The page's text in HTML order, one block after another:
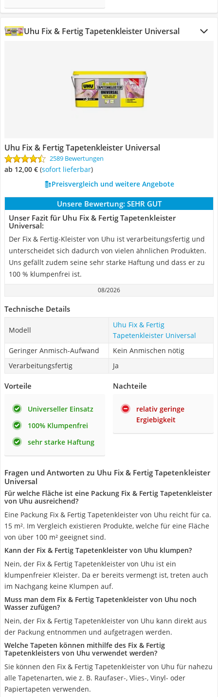
Uhu Fix & Fertig Tapetenkleister Universal
Uhu Fix & Fertig Tapetenkleister Universal
2589 Bewertungen
ab 12,00 € ( Sofort lieferbar)
Preisvergleich und weitere Angebote
Unsere Bewertung: SEHR GUT
Unser Fazit für Uhu Fix & Fertig Tapetenkleister
Universal:
Der Fix & Fertig-Kleister von Uhu ist verarbeitungsfertig und
unterscheidet sich dadurch von vielen ähnlichen Produkten.
Uns gefällt zudem seine sehr starke Haftung und dass er zu
100 % klumpenfrei ist.
08/2026
Technische Details
Modell
Uhu Fix & Fertig
Tapetenkleister Universal
Geringer Anmisch-Aufwand
Kein Anmischen nötig
Verarbeitungsfertig
Ja
Vorteile
Universeller Einsatz
100% Klumpenfrei
sehr starke Haftung
Nachteile
relativ geringe
Ergiebigkeit
Fragen und Antworten zu Uhu Fix & Fertig Tapetenkleister
Universal
Für welche Fläche ist eine Packung Fix & Fertig Tapetenkleister
von Uhu ausreichend?
Eine Packung Fix & Fertig Tapetenkleister von Uhu reicht für ca.
15 m². Im Vergleich existieren Produkte, welche für eine Fläche
von über 100 m² geeignet sind.
Kann der Fix & Fertig Tapetenkleister von Uhu klumpen?
Nein, der Fix & Fertig Tapetenkleister von Uhu ist ein
klumpenfreier Kleister. Da er bereits vermengt ist, treten auch
im Nachgang keine Klumpen auf.
Muss man dem Fix & Fertig Tapetenkleister von Uhu noch
Wasser zufügen?
Nein, der Fix & Fertig Tapetenkleister von Uhu kann direkt aus
der Packung entnommen und aufgetragen werden.
Welche Tapeten können mithilfe des Fix & Fertig
Tapetenkleisters von Uhu verwendet werden?
Sie können den Fix & Fertig Tapetenkleister von Uhu für nahezu
alle Tapetenarten, wie z. B. Raufaser-, Vlies-, Vinyl- oder
Papiertapeten verwenden.